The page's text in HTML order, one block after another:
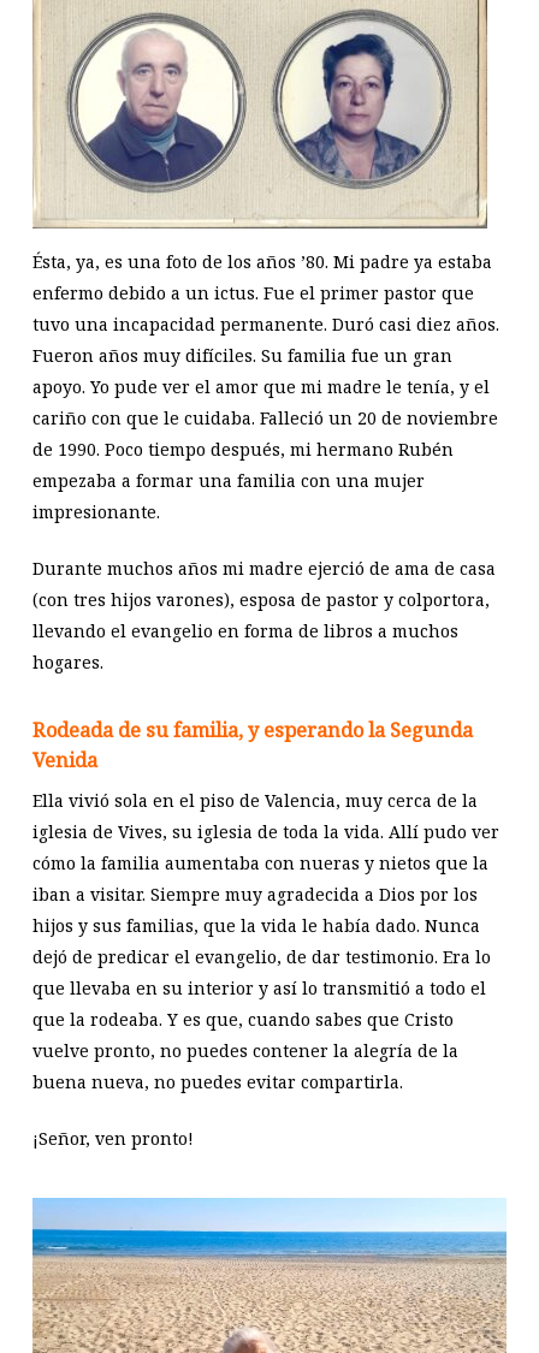
Ésta, ya, es una foto de los años ’80. Mi padre ya estaba
enfermo debido a un ictus. Fue el primer pastor que
tuvo una incapacidad permanente. Duró casi diez años.
Fueron años muy difíciles. Su familia fue un gran
apoyo. Yo pude ver el amor que mi madre le tenía, y el
cariño con que le cuidaba. Falleció un 20 de noviembre
de 1990. Poco tiempo después, mi hermano Rubén
empezaba a formar una familia con una mujer
impresionante.
Durante muchos años mi madre ejerció de ama de casa
(con tres hijos varones), esposa de pastor y colportora,
llevando el evangelio en forma de libros a muchos
hogares.
Rodeada de su familia, y esperando la Segunda
Venida
Ella vivió sola en el piso de Valencia, muy cerca de la
iglesia de Vives, su iglesia de toda la vida. Allí pudo ver
cómo la familia aumentaba con nueras y nietos que la
iban a visitar. Siempre muy agradecida a Dios por los
hijos y sus familias, que la vida le había dado. Nunca
dejó de predicar el evangelio, de dar testimonio. Era lo
que llevaba en su interior y así lo transmitió a todo el
que la rodeaba. Y es que, cuando sabes que Cristo
vuelve pronto, no puedes contener la alegría de la
buena nueva, no puedes evitar compartirla.
¡Señor, ven pronto!